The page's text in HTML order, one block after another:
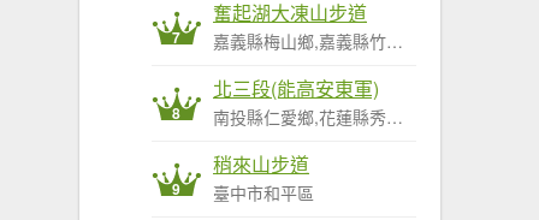
7
奮起湖大凍山步道
嘉義縣梅山鄉,嘉義縣竹崎鄉,嘉義縣阿里山鄉
8
北三段(能高安東軍)
南投縣仁愛鄉,花蓮縣秀林鄉,花蓮縣萬榮鄉
9
稍來山步道
臺中市和平區